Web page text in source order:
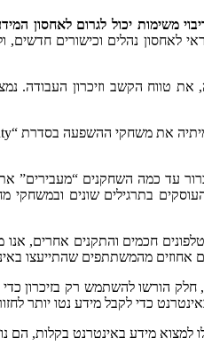
משימות יכול לגרום לאחסון
טווח הקשב וזיכרון העבודה.
עד כמה השחקנים “מעבירים”
ה -2000. מובן שהחברות טוענות
חכמים והתקנים אחרים, אנו
מהמשתתפים שהתייעצו
הורשו להשתמש רק בזיכרון
כדי לקבל מידע נטו יותר
מידע באינטרנט בקלות, הם